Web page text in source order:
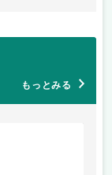
もっとみる